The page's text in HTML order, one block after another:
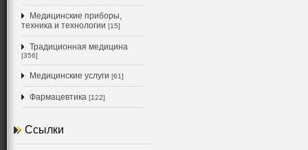
Медицинские приборы,
техника и технологии [15]
Традиционная медицина
[356]
Медицинские услуги [61]
Фармацевтика [122]
Ссылки